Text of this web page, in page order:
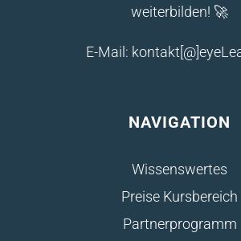
weiterbilden! 🚀
E-Mail:
NAVIGATION
Wissenswertes
Preise Kursbereich
Partnerprogramm